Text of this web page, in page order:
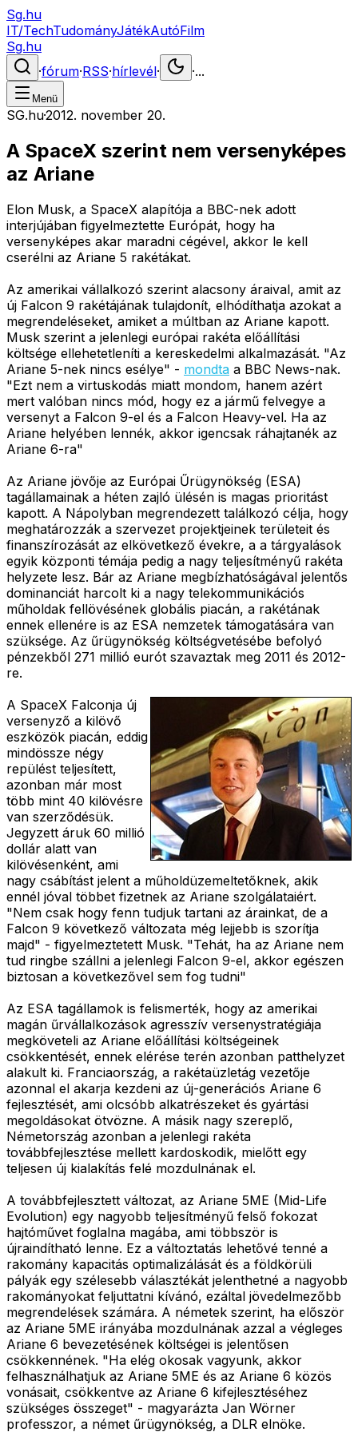
Sg.hu
IT/TechTudományJátékAutóFilm
Sg.hu
·fórum·RSS·hírlevél· ·...
Menü
SG.hu·2012. november 20.
A SpaceX szerint nem versenyképes
az Ariane
Elon Musk, a SpaceX alapítója a BBC-nek adott
interjújában figyelmeztette Európát, hogy ha
versenyképes akar maradni cégével, akkor le kell
cserélni az Ariane 5 rakétákat.
Az amerikai vállalkozó szerint alacsony áraival, amit az
új Falcon 9 rakétájának tulajdonít, elhódíthatja azokat a
megrendeléseket, amiket a múltban az Ariane kapott.
Musk szerint a jelenlegi európai rakéta előállítási
költsége ellehetetleníti a kereskedelmi alkalmazását. "Az
Ariane 5-nek nincs esélye" - mondta a BBC News-nak.
"Ezt nem a virtuskodás miatt mondom, hanem azért
mert valóban nincs mód, hogy ez a jármű felvegye a
versenyt a Falcon 9-el és a Falcon Heavy-vel. Ha az
Ariane helyében lennék, akkor igencsak ráhajtanék az
Ariane 6-ra"
Az Ariane jövője az Európai Űrügynökség (ESA)
tagállamainak a héten zajló ülésén is magas prioritást
kapott. A Nápolyban megrendezett találkozó célja, hogy
meghatározzák a szervezet projektjeinek területeit és
finanszírozását az elkövetkező évekre, a a tárgyalások
egyik központi témája pedig a nagy teljesítményű rakéta
helyzete lesz. Bár az Ariane megbízhatóságával jelentős
dominanciát harcolt ki a nagy telekommunikációs
műholdak fellövésének globális piacán, a rakétának
ennek ellenére is az ESA nemzetek támogatására van
szüksége. Az űrügynökség költségvetésébe befolyó
pénzekből 271 millió eurót szavaztak meg 2011 és 2012-
re.
A SpaceX Falconja új
versenyző a kilövő
eszközök piacán, eddig
mindössze négy
repülést teljesített,
azonban már most
több mint 40 kilövésre
van szerződésük.
Jegyzett áruk 60 millió
dollár alatt van
kilövésenként, ami
nagy csábítást jelent a műholdüzemeltetőknek, akik
ennél jóval többet fizetnek az Ariane szolgálataiért.
"Nem csak hogy fenn tudjuk tartani az árainkat, de a
Falcon 9 következő változata még lejjebb is szorítja
majd" - figyelmeztetett Musk. "Tehát, ha az Ariane nem
tud ringbe szállni a jelenlegi Falcon 9-el, akkor egészen
biztosan a következővel sem fog tudni"
Az ESA tagállamok is felismerték, hogy az amerikai
magán űrvállalkozások agresszív versenystratégiája
megköveteli az Ariane előállítási költségeinek
csökkentését, ennek elérése terén azonban patthelyzet
alakult ki. Franciaország, a rakétaüzletág vezetője
azonnal el akarja kezdeni az új-generációs Ariane 6
fejlesztését, ami olcsóbb alkatrészeket és gyártási
megoldásokat ötvözne. A másik nagy szereplő,
Németország azonban a jelenlegi rakéta
továbbfejlesztése mellett kardoskodik, mielőtt egy
teljesen új kialakítás felé mozdulnának el.
A továbbfejlesztett változat, az Ariane 5ME (Mid-Life
Evolution) egy nagyobb teljesítményű felső fokozat
hajtóművet foglalna magába, ami többször is
újraindítható lenne. Ez a változtatás lehetővé tenné a
rakomány kapacitás optimalizálását és a földkörüli
pályák egy szélesebb választékát jelenthetné a nagyobb
rakományokat feljuttatni kívánó, ezáltal jövedelmezőbb
megrendelések számára. A németek szerint, ha először
az Ariane 5ME irányába mozdulnának azzal a végleges
Ariane 6 bevezetésének költségei is jelentősen
csökkennének. "Ha elég okosak vagyunk, akkor
felhasználhatjuk az Ariane 5ME és az Ariane 6 közös
vonásait, csökkentve az Ariane 6 kifejlesztéséhez
szükséges összeget" - magyarázta Jan Wörner
professzor, a német űrügynökség, a DLR elnöke.